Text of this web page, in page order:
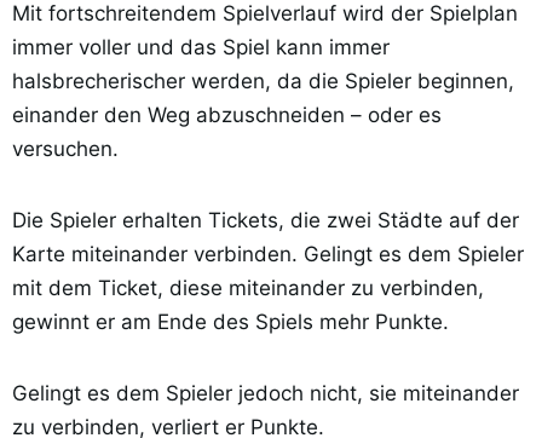
Mit fortschreitendem Spielverlauf wird der Spielplan
immer voller und das Spiel kann immer
halsbrecherischer werden, da die Spieler beginnen,
einander den Weg abzuschneiden – oder es
versuchen.
Die Spieler erhalten Tickets, die zwei Städte auf der
Karte miteinander verbinden. Gelingt es dem Spieler
mit dem Ticket, diese miteinander zu verbinden,
gewinnt er am Ende des Spiels mehr Punkte.
Gelingt es dem Spieler jedoch nicht, sie miteinander
zu verbinden, verliert er Punkte.